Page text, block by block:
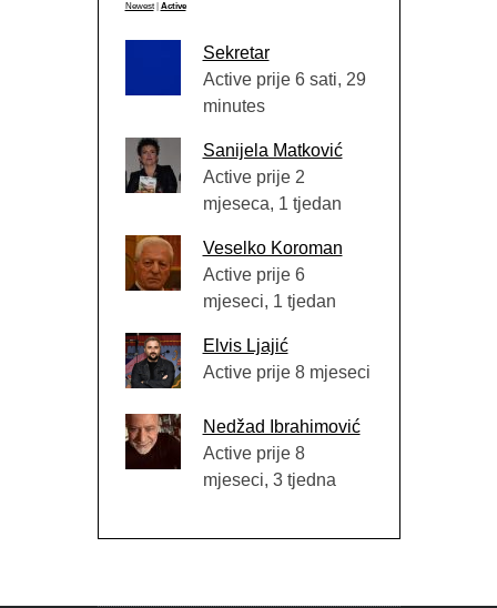
Newest Active
Sekretar
Active prije 6 sati, 29
minutes
Sanijela Matković
Active prije 2
mjeseca, 1 tjedan
Veselko Koroman
Active prije 6
mjeseci, 1 tjedan
Elvis Ljajić
Active prije 8 mjeseci
Nedžad Ibrahimović
Active prije 8
mjeseci, 3 tjedna